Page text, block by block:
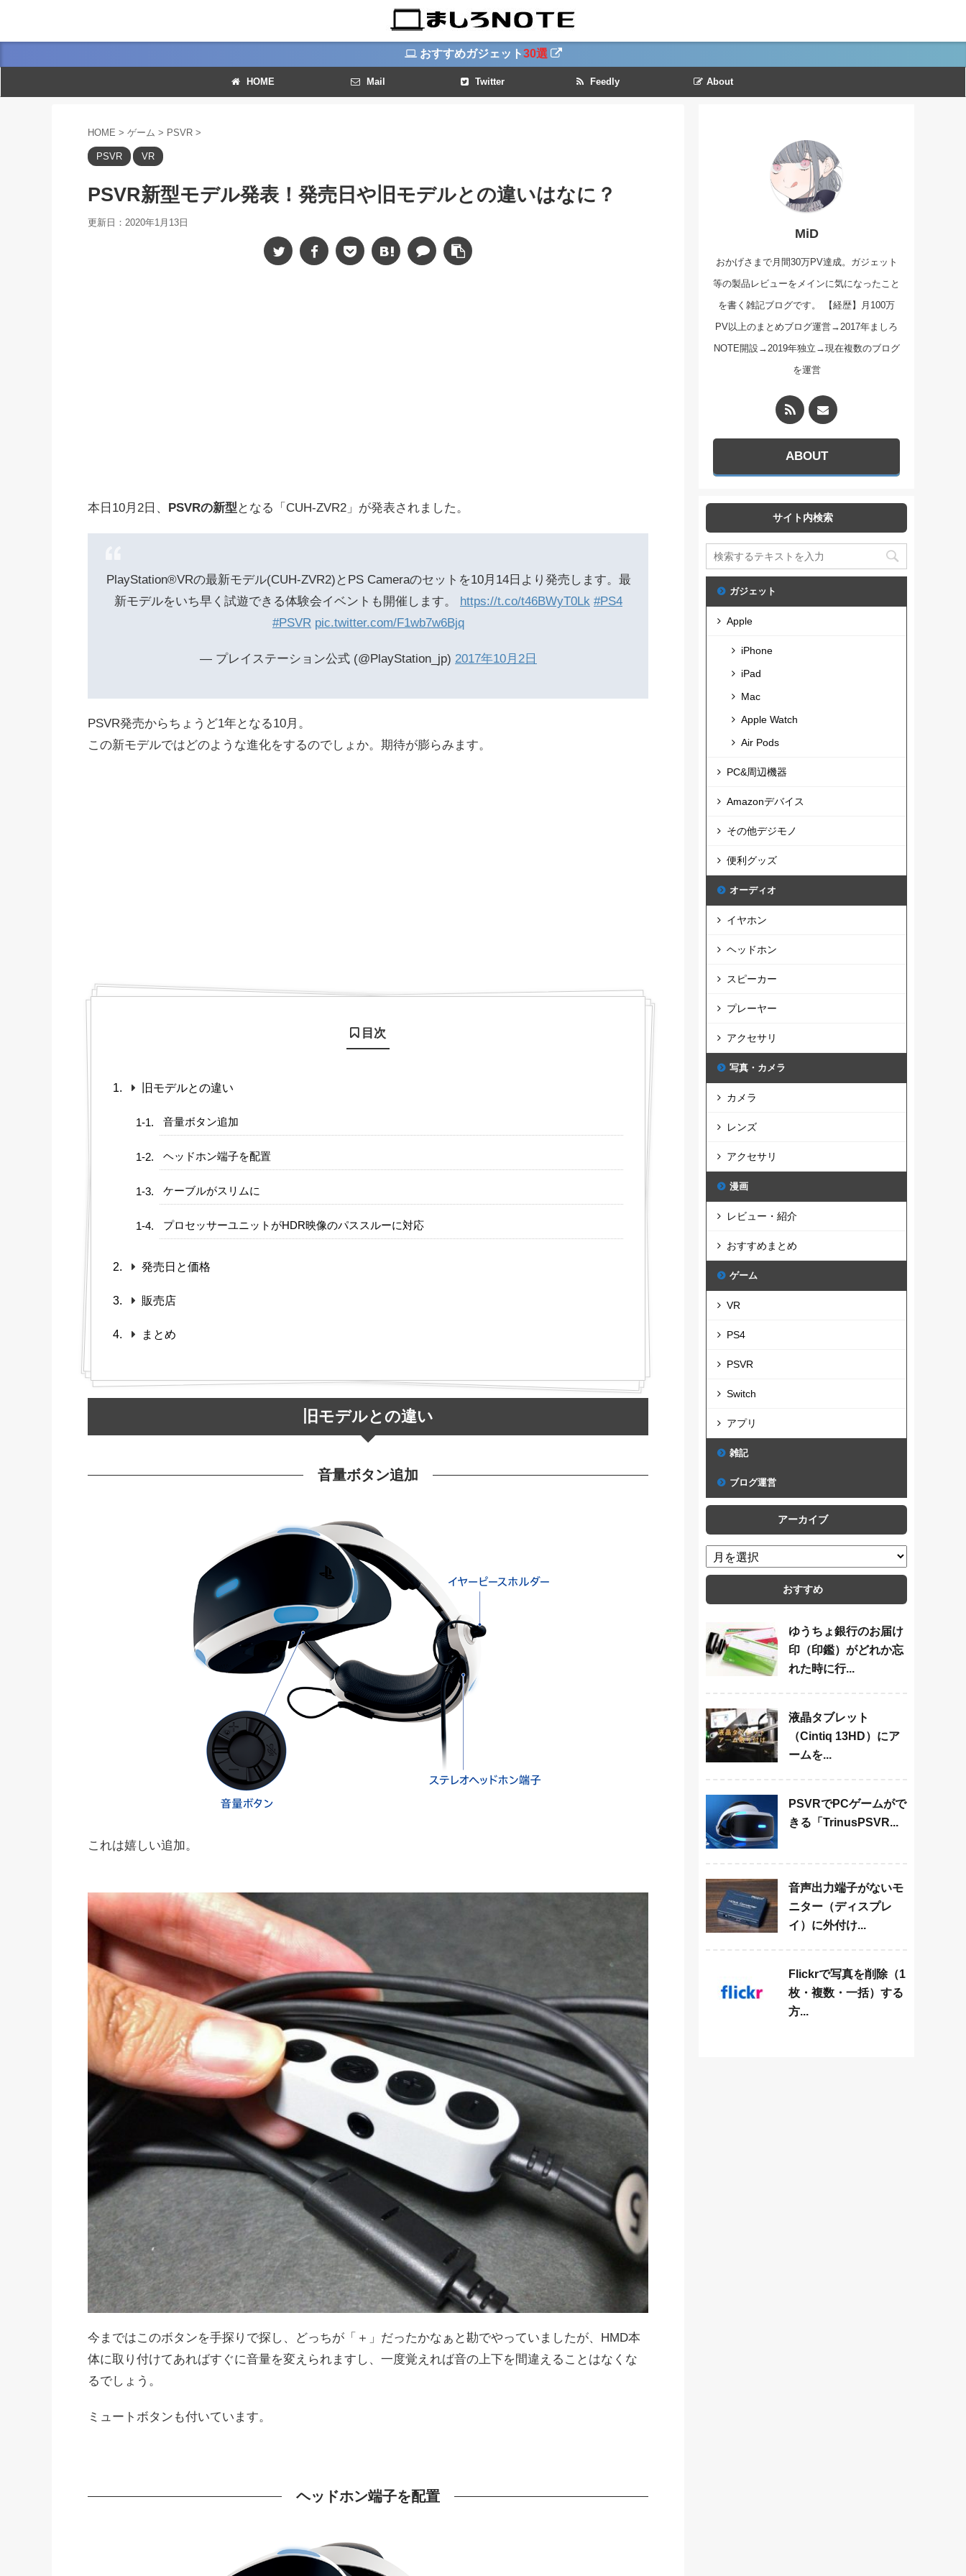
おすすめガジェット30選
HOME Mail Twitter Feedly About
HOME > ゲーム > PSVR >
PSVR VR
PSVR新型モデル発表！発売日や旧モデルとの違いはなに？
更新日： 2020年1月13日
本日10月2日、 PSVRの新型 となる「CUH-ZVR2」が発表されました。
PlayStation®VRの最新モデル(CUH-ZVR2)とPS Cameraのセットを10月14日より発売します。最
新モデルをいち早く試遊できる体験会イベントも開催します。 https://t.co/t46BWyT0Lk #PS4
#PSVR pic.twitter.com/F1wb7w6Bjq
— プレイステーション公式 (@PlayStation_jp) 2017年10月2日
PSVR発売からちょうど1年となる10月。
この新モデルではどのような進化をするのでしょか。期待が膨らみます。
目次
旧モデルとの違い
音量ボタン追加
ヘッドホン端子を配置
ケーブルがスリムに
プロセッサーユニットがHDR映像のパススルーに対応
発売日と価格
販売店
まとめ
旧モデルとの違い
音量ボタン追加
これは嬉しい追加。
今まではこのボタンを手探りで探し、どっちが「＋」だったかなぁと勘でやっていましたが、HMD本
体に取り付けてあればすぐに音量を変えられますし、一度覚えれば音の上下を間違えることはなくな
るでしょう。
ミュートボタンも付いています。
ヘッドホン端子を配置
MiD
おかげさまで月間30万PV達成。ガジェット
等の製品レビューをメインに気になったこと
を書く雑記ブログです。 【経歴】月100万
PV以上のまとめブログ運営→2017年ましろ
NOTE開設→2019年独立→現在複数のブログ
を運営
ABOUT
サイト内検索
ガジェット
Apple
iPhone
iPad
Mac
Apple Watch
Air Pods
PC&周辺機器
Amazonデバイス
その他デジモノ
便利グッズ
オーディオ
イヤホン
ヘッドホン
スピーカー
プレーヤー
アクセサリ
写真・カメラ
カメラ
レンズ
アクセサリ
漫画
レビュー・紹介
おすすめまとめ
ゲーム
VR
PS4
PSVR
Switch
アプリ
雑記
ブログ運営
アーカイブ
おすすめ
ゆうちょ銀行のお届け
印（印鑑）がどれか忘
れた時に行...
液晶タブレット
（Cintiq 13HD）にア
ームを...
PSVRでPCゲームがで
きる「TrinusPSVR...
音声出力端子がないモ
ニター（ディスプレ
イ）に外付け...
Flickrで写真を削除（1
枚・複数・一括）する
方...